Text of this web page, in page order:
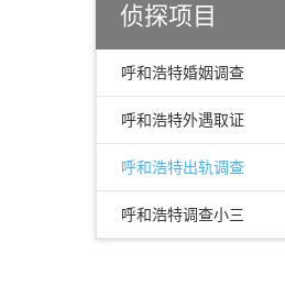
侦探项目
呼和浩特婚姻调查
呼和浩特外遇取证
呼和浩特出轨调查
呼和浩特调查小三